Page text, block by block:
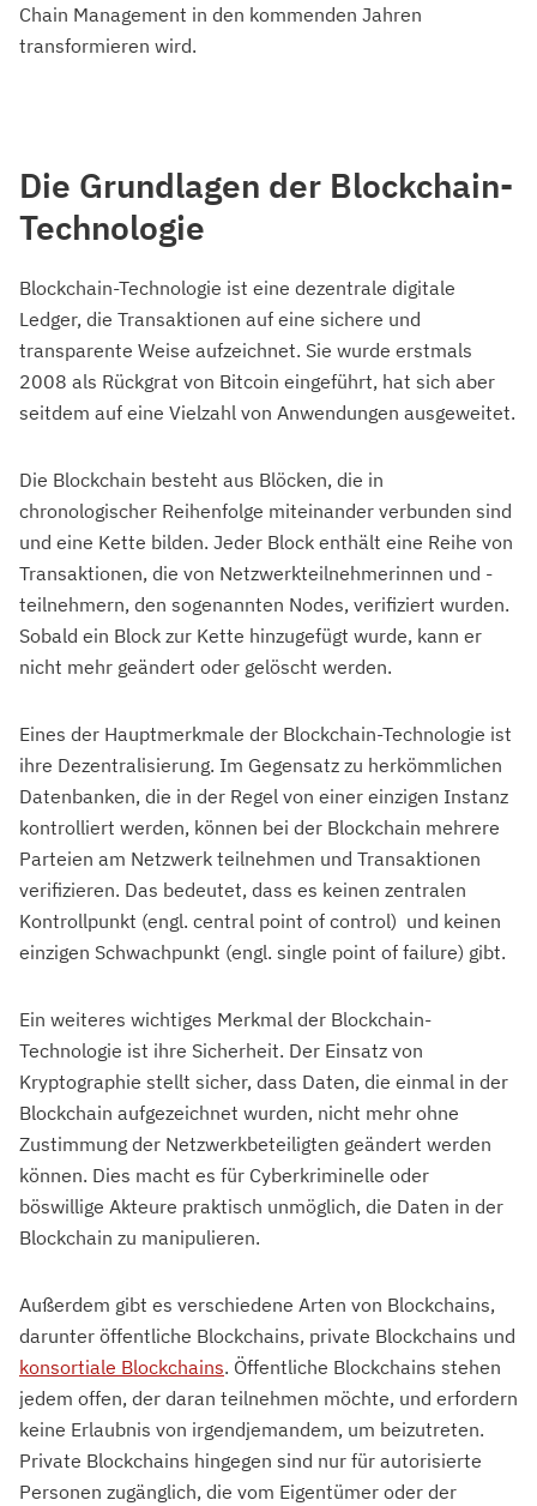
Chain Management in den kommenden Jahren
transformieren wird.
Die Grundlagen der Blockchain-
Technologie
Blockchain-Technologie ist eine dezentrale digitale
Ledger, die Transaktionen auf eine sichere und
transparente Weise aufzeichnet. Sie wurde erstmals
2008 als Rückgrat von Bitcoin eingeführt, hat sich aber
seitdem auf eine Vielzahl von Anwendungen ausgeweitet.
Die Blockchain besteht aus Blöcken, die in
chronologischer Reihenfolge miteinander verbunden sind
und eine Kette bilden. Jeder Block enthält eine Reihe von
Transaktionen, die von Netzwerkteilnehmerinnen und -
teilnehmern, den sogenannten Nodes, verifiziert wurden.
Sobald ein Block zur Kette hinzugefügt wurde, kann er
nicht mehr geändert oder gelöscht werden.
Eines der Hauptmerkmale der Blockchain-Technologie ist
ihre Dezentralisierung. Im Gegensatz zu herkömmlichen
Datenbanken, die in der Regel von einer einzigen Instanz
kontrolliert werden, können bei der Blockchain mehrere
Parteien am Netzwerk teilnehmen und Transaktionen
verifizieren. Das bedeutet, dass es keinen zentralen
Kontrollpunkt (engl. central point of control) und keinen
einzigen Schwachpunkt (engl. single point of failure) gibt.
Ein weiteres wichtiges Merkmal der Blockchain-
Technologie ist ihre Sicherheit. Der Einsatz von
Kryptographie stellt sicher, dass Daten, die einmal in der
Blockchain aufgezeichnet wurden, nicht mehr ohne
Zustimmung der Netzwerkbeteiligten geändert werden
können. Dies macht es für Cyberkriminelle oder
böswillige Akteure praktisch unmöglich, die Daten in der
Blockchain zu manipulieren.
Außerdem gibt es verschiedene Arten von Blockchains,
darunter öffentliche Blockchains, private Blockchains und
konsortiale Blockchains. Öffentliche Blockchains stehen
jedem offen, der daran teilnehmen möchte, und erfordern
keine Erlaubnis von irgendjemandem, um beizutreten.
Private Blockchains hingegen sind nur für autorisierte
Personen zugänglich, die vom Eigentümer oder der